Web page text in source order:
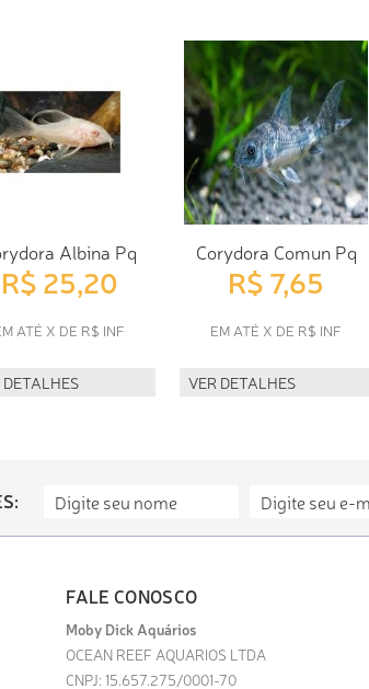
Albina Pq
R$ 25,20
ATÉ X DE R$ INF
DETALHES
Corydora Comun Pq
R$ 7,65
EM ATÉ X DE R$ INF
VER DETALHES
FALE CONOSCO
Moby Dick Aquários
OCEAN REEF AQUARIOS LTDA
CNPJ: 15.657.275/0001-70